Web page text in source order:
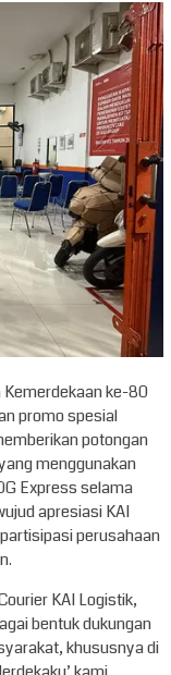
ke-80
promo spesial
potongan
menggunakan
Express selama
apresiasi KAI
perusahaan
KAI Logistik,
bentuk dukungan
khususnya di